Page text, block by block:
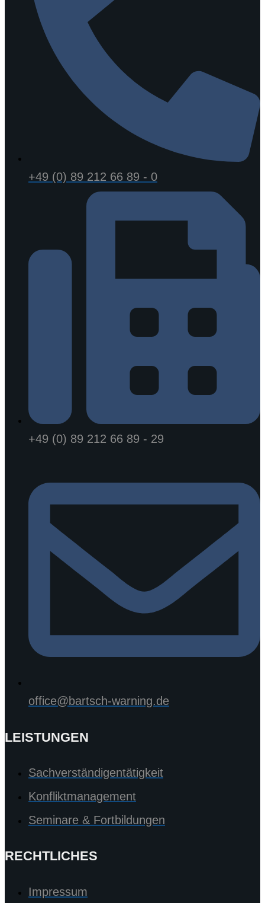
+49 (0) 89 212 66 89 - 0
+49 (0) 89 212 66 89 - 29
office@bartsch-warning.de
LEISTUNGEN
Sachverständigentätigkeit
Konfliktmanagement
Seminare & Fortbildungen
RECHTLICHES
Impressum